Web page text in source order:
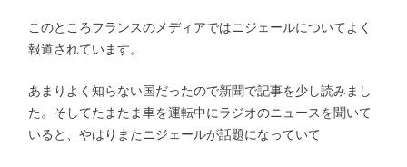
このところフランスのメディアではニジェールについてよく
報道されています。
あまりよく知らない国だったので新聞で記事を少し読みまし
た。そしてたまたま車を運転中にラジオのニュースを聞いて
いると、やはりまたニジェールが話題になっていて